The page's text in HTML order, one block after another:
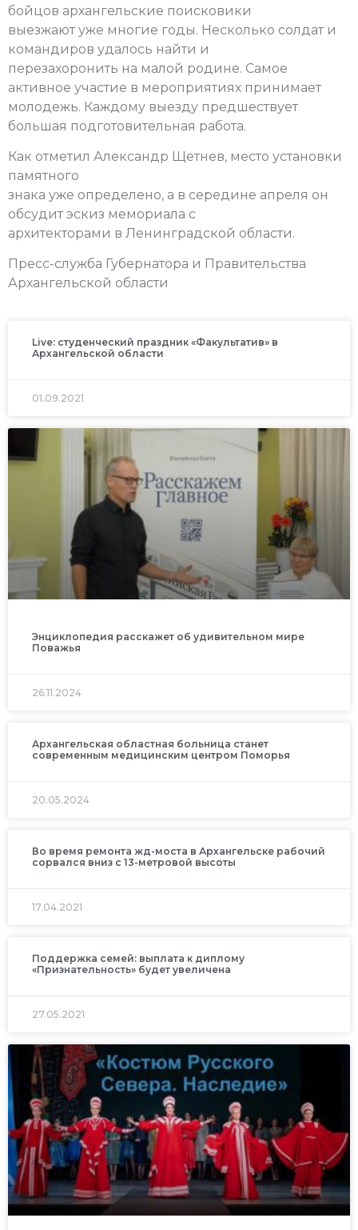
бойцов архангельские поисковики
выезжают уже многие годы. Несколько солдат и
командиров удалось найти и
перезахоронить на малой родине. Самое
активное участие в мероприятиях принимает
молодежь. Каждому выезду предшествует
большая подготовительная работа.
Как отметил Александр Щетнев, место установки
памятного
знака уже определено, а в середине апреля он
обсудит эскиз мемориала с
архитекторами в Ленинградской области.
Пресс-служба Губернатора и Правительства
Архангельской области
Live: студенческий праздник «Факультатив» в
Архангельской области
01.09.2021
Энциклопедия расскажет об удивительном мире
Поважья
26.11.2024
Архангельская областная больница станет
современным медицинским центром Поморья
20.05.2024
Во время ремонта жд-моста в Архангельске рабочий
сорвался вниз с 13-метровой высоты
17.04.2021
Поддержка семей: выплата к диплому
«Признательность» будет увеличена
27.05.2021